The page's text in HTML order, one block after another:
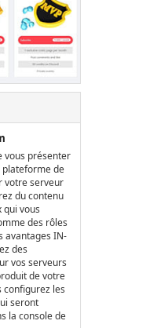
vous présenter
plateforme de
votre serveur
du contenu
qui vous
des rôles
avantages IN-
des
vos serveurs
de votre
configurez les
seront
la console de